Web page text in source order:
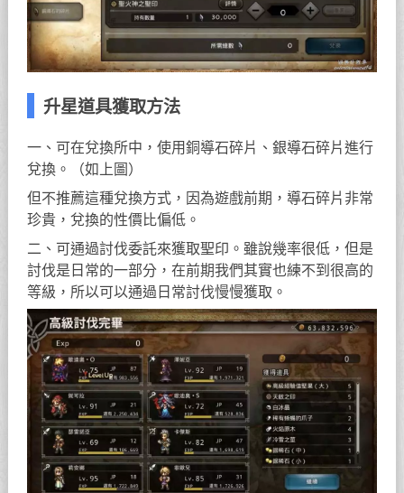
升星道具獲取方法
一、可在兌換所中，使用銅導石碎片、銀導石碎片進行
兌換。（如上圖）
但不推薦這種兌換方式，因為遊戲前期，導石碎片非常
珍貴，兌換的性價比偏低。
二、可通過討伐委託來獲取聖印。雖說幾率很低，但是
討伐是日常的一部分，在前期我們其實也練不到很高的
等級，所以可以通過日常討伐慢慢獲取。